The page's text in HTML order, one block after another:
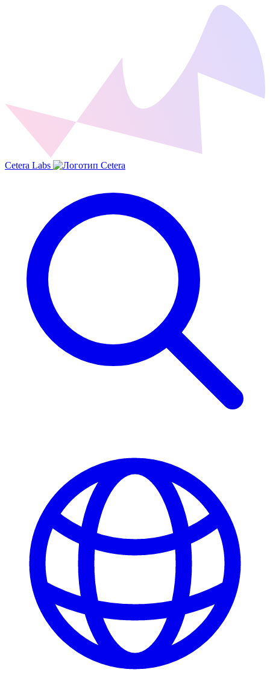
Cetera Labs